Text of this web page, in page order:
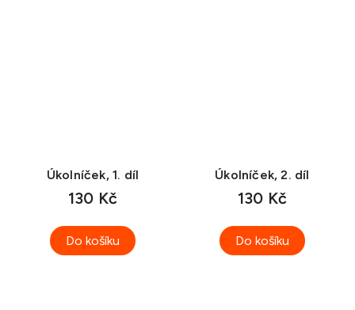
Úkolníček, 1. díl
130 Kč
Do košíku
Úkolníček, 2. díl
130 Kč
Do košíku